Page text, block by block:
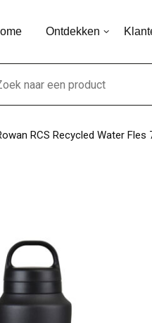
Ontdekken
RCS Recycled Water Fles